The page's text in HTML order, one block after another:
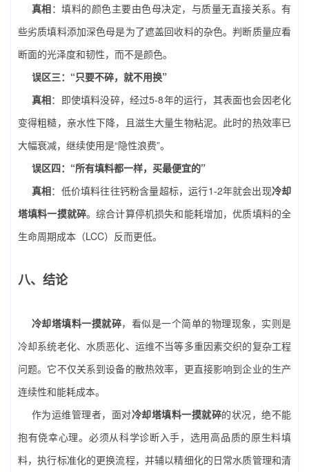
真相：填料的颜色主要由色母决定，与质量无直接关系。有
些劣质填料添加深色母是为了遮盖回收料的杂色。判断质量应看
断面的光泽度和韧性，而不是颜色。
误区三：“只要不碎，就不用换”
真相：即使填料没碎，经过5-8年的运行，其表面也会因老化
变得粗糙，亲水性下降，且滋生大量生物粘泥。此时的热效率已
大幅衰减，继续使用是“隐性浪费”。
误区四：“所有填料都一样，买最便宜的”
真相：低价填料往往钙粉含量超标，运行1-2年就会出现冷却
塔填料一摸就碎。综合计算停机损失和能耗增加，优质填料的全
生命周期成本（LCC）反而更低。
八、结论
冷却塔填料一摸就碎，看似是一个简单的物理现象，实则是
冷却系统老化、水质恶化、运维不当等多重因素交织的复杂工程
问题。它不仅关系到设备的散热效率，更直接影响到企业的生产
连续性和能耗成本。
作为运维管理者，面对冷却塔填料一摸就碎的状况，绝不能
抱有侥幸心理。必须从科学诊断入手，选用高品质的原生料填
料，执行标准化的更换流程，并辅以精细化的日常水质管理和清